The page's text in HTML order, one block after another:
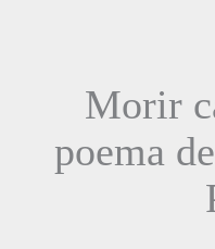
Morir
poema